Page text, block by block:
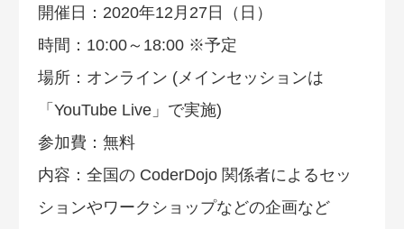
開催日：2020年12月27日（日）
時間：10:00～18:00 ※予定
場所：オンライン (メインセッションは
「YouTube Live」で実施)
参加費：無料
内容：全国の CoderDojo 関係者によるセッ
ションやワークショップなどの企画など